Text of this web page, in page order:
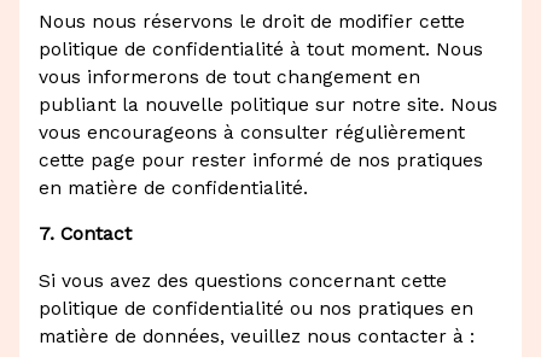
Nous nous réservons le droit de modifier cette
politique de confidentialité à tout moment. Nous
vous informerons de tout changement en
publiant la nouvelle politique sur notre site. Nous
vous encourageons à consulter régulièrement
cette page pour rester informé de nos pratiques
en matière de confidentialité.
7. Contact
Si vous avez des questions concernant cette
politique de confidentialité ou nos pratiques en
matière de données, veuillez nous contacter à :